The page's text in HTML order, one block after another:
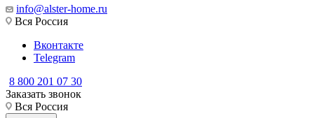
info@alster-home.ru
Вся Россия
Вконтакте
Telegram
8 800 201 07 30
Заказать звонок
Вся Россия